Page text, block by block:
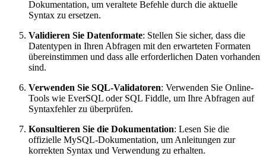
Dokumentation, um veraltete Befehle durch die aktuelle
Syntax zu ersetzen.
Validieren Sie Datenformate: Stellen Sie sicher, dass die
Datentypen in Ihren Abfragen mit den erwarteten Formaten
übereinstimmen und dass alle erforderlichen Daten vorhanden
sind.
Verwenden Sie SQL-Validatoren: Verwenden Sie Online-
Tools wie EverSQL oder SQL Fiddle, um Ihre Abfragen auf
Syntaxfehler zu überprüfen.
Konsultieren Sie die Dokumentation: Lesen Sie die
offizielle MySQL-Dokumentation, um Anleitungen zur
korrekten Syntax und Verwendung zu erhalten.